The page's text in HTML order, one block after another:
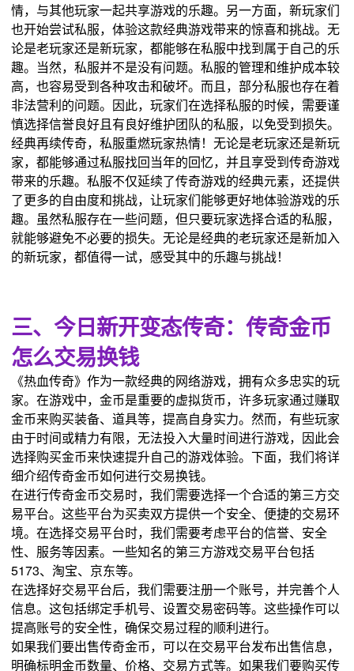
情，与其他玩家一起共享游戏的乐趣。另一方面，新玩家们
也开始尝试私服，体验这款经典游戏带来的惊喜和挑战。无
论是老玩家还是新玩家，都能够在私服中找到属于自己的乐
趣。当然，私服并不是没有问题。私服的管理和维护成本较
高，也容易受到各种攻击和破坏。而且，部分私服也存在着
非法营利的问题。因此，玩家们在选择私服的时候，需要谨
慎选择信誉良好且有良好维护团队的私服，以免受到损失。
经典再续传奇，私服重燃玩家热情！无论是老玩家还是新玩
家，都能够通过私服找回当年的回忆，并且享受到传奇游戏
带来的乐趣。私服不仅延续了传奇游戏的经典元素，还提供
了更多的自由度和挑战，让玩家们能够更好地体验游戏的乐
趣。虽然私服存在一些问题，但只要玩家选择合适的私服，
就能够避免不必要的损失。无论是经典的老玩家还是新加入
的新玩家，都值得一试，感受其中的乐趣与挑战！
三、今日新开变态传奇：传奇金币
怎么交易换钱
《热血传奇》作为一款经典的网络游戏，拥有众多忠实的玩
家。在游戏中，金币是重要的虚拟货币，许多玩家通过赚取
金币来购买装备、道具等，提高自身实力。然而，有些玩家
由于时间或精力有限，无法投入大量时间进行游戏，因此会
选择购买金币来快速提升自己的游戏体验。下面，我们将详
细介绍传奇金币如何进行交易换钱。
在进行传奇金币交易时，我们需要选择一个合适的第三方交
易平台。这些平台为买卖双方提供一个安全、便捷的交易环
境。在选择交易平台时，我们需要考虑平台的信誉、安全
性、服务等因素。一些知名的第三方游戏交易平台包括
5173、淘宝、京东等。
在选择好交易平台后，我们需要注册一个账号，并完善个人
信息。这包括绑定手机号、设置交易密码等。这些操作可以
提高账号的安全性，确保交易过程的顺利进行。
如果我们要出售传奇金币，可以在交易平台发布出售信息，
明确标明金币数量、价格、交易方式等。如果我们要购买传